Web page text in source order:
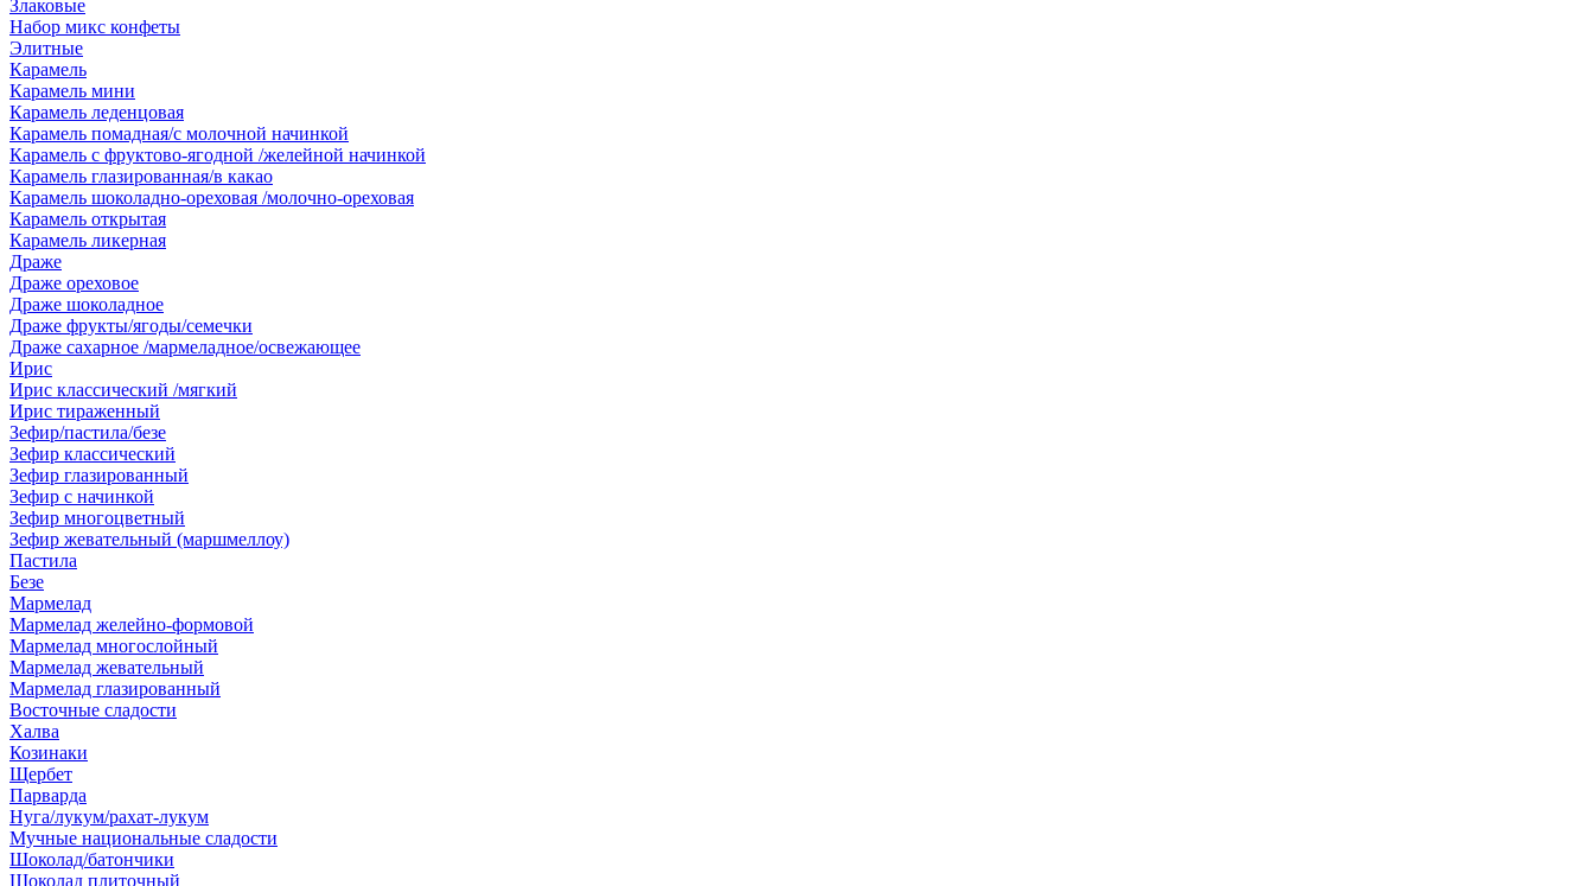
Злаковые
Набор микс конфеты
Элитные
Карамель
Карамель мини
Карамель леденцовая
Карамель помадная/с молочной начинкой
Карамель с фруктово-ягодной /желейной начинкой
Карамель глазированная/в какао
Карамель шоколадно-ореховая /молочно-ореховая
Карамель открытая
Карамель ликерная
Драже
Драже ореховое
Драже шоколадное
Драже фрукты/ягоды/семечки
Драже сахарное /мармеладное/освежающее
Ирис
Ирис классический /мягкий
Ирис тираженный
Зефир/пастила/безе
Зефир классический
Зефир глазированный
Зефир с начинкой
Зефир многоцветный
Зефир жевательный (маршмеллоу)
Пастила
Безе
Мармелад
Мармелад желейно-формовой
Мармелад многослойный
Мармелад жевательный
Мармелад глазированный
Восточные сладости
Халва
Козинаки
Щербет
Парварда
Нуга/лукум/рахат-лукум
Мучные национальные сладости
Шоколад/батончики
Шоколад плиточный